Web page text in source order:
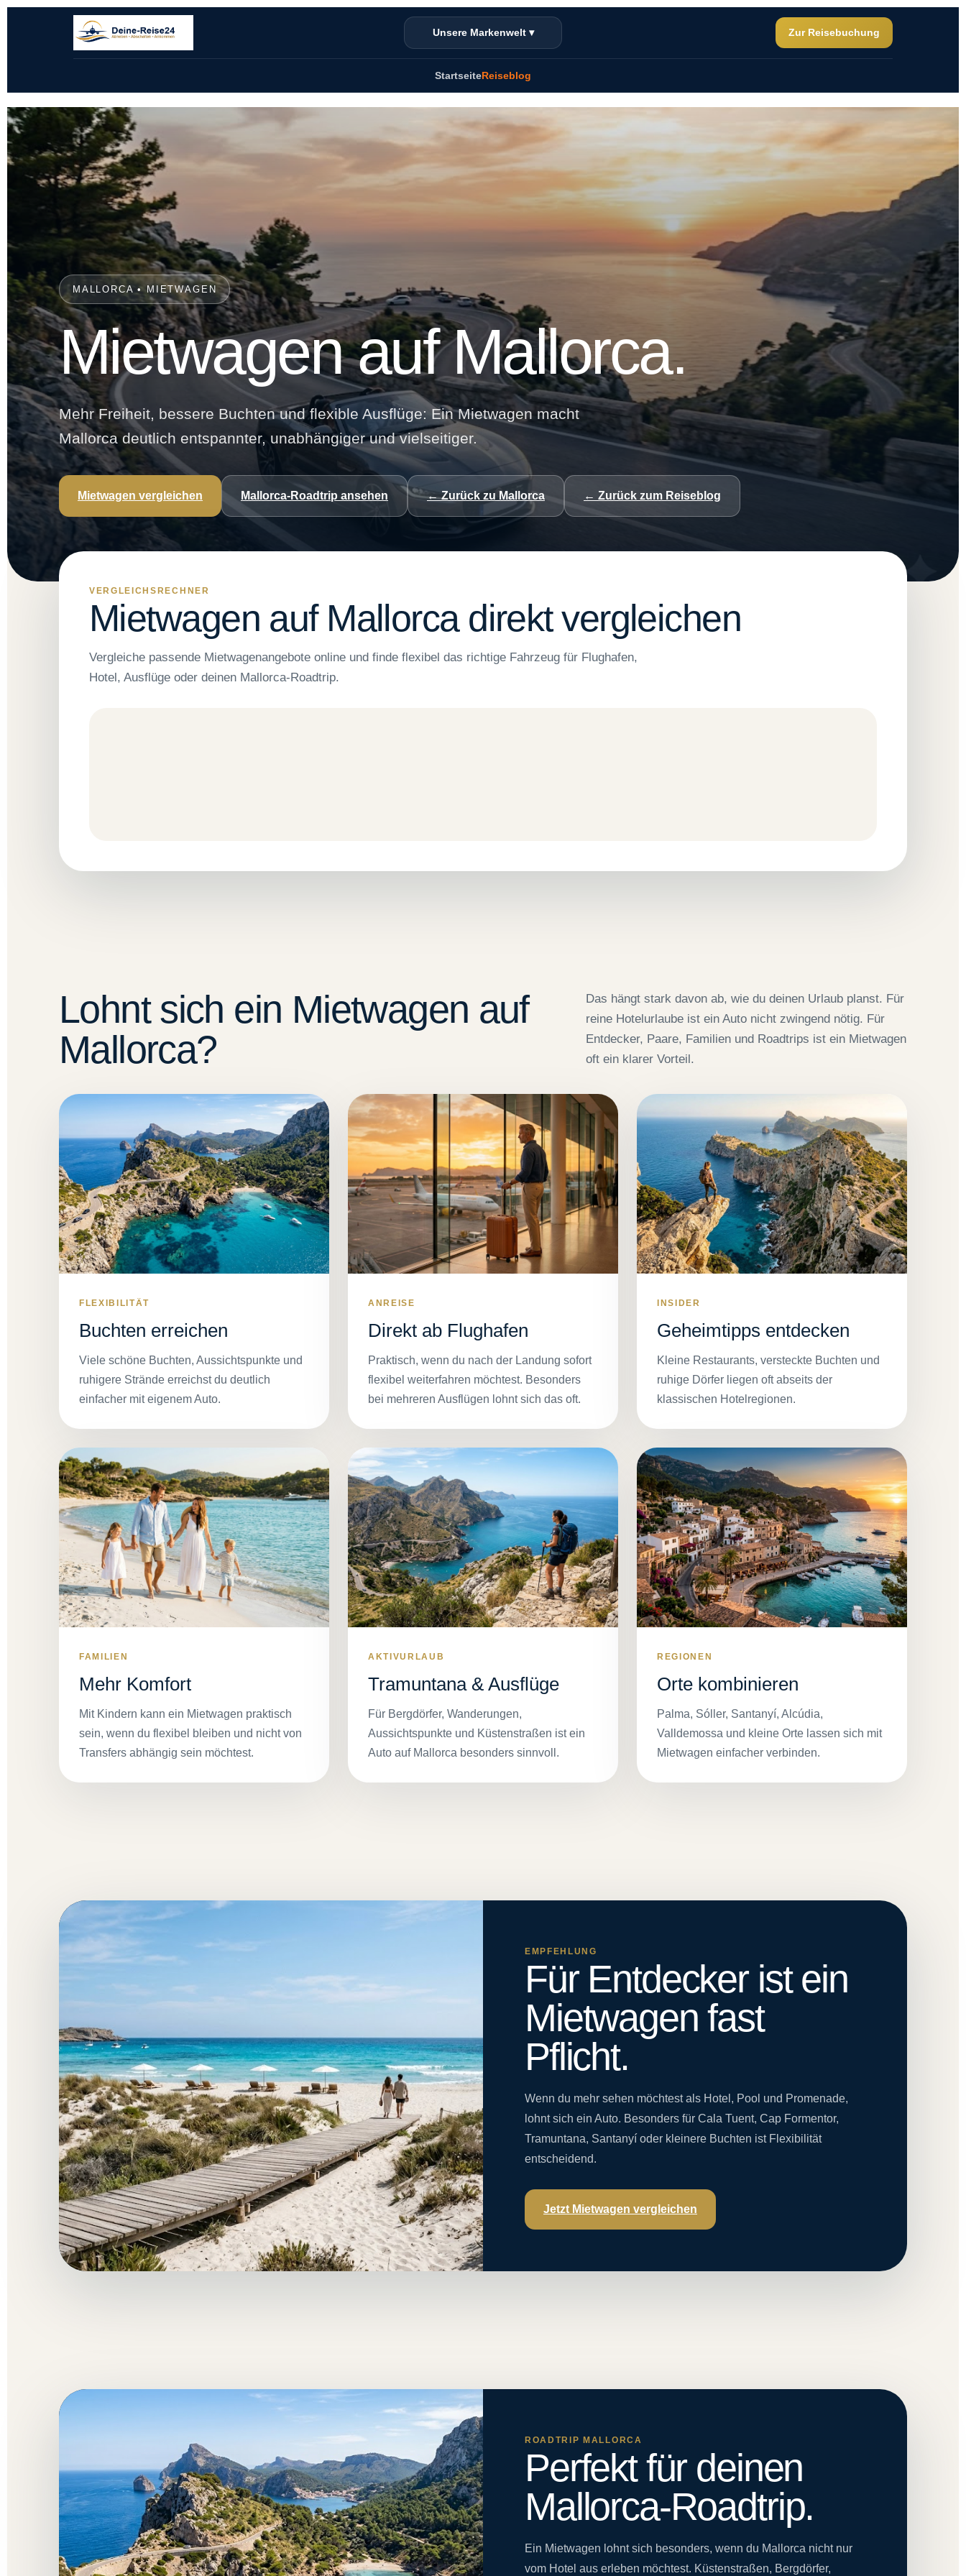
Unsere Markenwelt ▾ Zur Reisebuchung
StartseiteReiseblog
MALLORCA • MIETWAGEN
Mietwagen auf Mallorca.
Mehr Freiheit, bessere Buchten und flexible Ausflüge: Ein Mietwagen macht
Mallorca deutlich entspannter, unabhängiger und vielseitiger.
Mietwagen vergleichen Mallorca-Roadtrip ansehen ← Zurück zu Mallorca ← Zurück zum Reiseblog
VERGLEICHSRECHNER
Mietwagen auf Mallorca direkt vergleichen
Vergleiche passende Mietwagenangebote online und finde flexibel das richtige Fahrzeug für Flughafen,
Hotel, Ausflüge oder deinen Mallorca-Roadtrip.
Lohnt sich ein Mietwagen auf
Mallorca?
Das hängt stark davon ab, wie du deinen Urlaub planst. Für
reine Hotelurlaube ist ein Auto nicht zwingend nötig. Für
Entdecker, Paare, Familien und Roadtrips ist ein Mietwagen
oft ein klarer Vorteil.
FLEXIBILITÄT
Buchten erreichen
Viele schöne Buchten, Aussichtspunkte und
ruhigere Strände erreichst du deutlich
einfacher mit eigenem Auto.
ANREISE
Direkt ab Flughafen
Praktisch, wenn du nach der Landung sofort
flexibel weiterfahren möchtest. Besonders
bei mehreren Ausflügen lohnt sich das oft.
INSIDER
Geheimtipps entdecken
Kleine Restaurants, versteckte Buchten und
ruhige Dörfer liegen oft abseits der
klassischen Hotelregionen.
FAMILIEN
Mehr Komfort
Mit Kindern kann ein Mietwagen praktisch
sein, wenn du flexibel bleiben und nicht von
Transfers abhängig sein möchtest.
AKTIVURLAUB
Tramuntana & Ausflüge
Für Bergdörfer, Wanderungen,
Aussichtspunkte und Küstenstraßen ist ein
Auto auf Mallorca besonders sinnvoll.
REGIONEN
Orte kombinieren
Palma, Sóller, Santanyí, Alcúdia,
Valldemossa und kleine Orte lassen sich mit
Mietwagen einfacher verbinden.
EMPFEHLUNG
Für Entdecker ist ein
Mietwagen fast
Pflicht.
Wenn du mehr sehen möchtest als Hotel, Pool und Promenade,
lohnt sich ein Auto. Besonders für Cala Tuent, Cap Formentor,
Tramuntana, Santanyí oder kleinere Buchten ist Flexibilität
entscheidend.
Jetzt Mietwagen vergleichen
ROADTRIP MALLORCA
Perfekt für deinen
Mallorca-Roadtrip.
Ein Mietwagen lohnt sich besonders, wenn du Mallorca nicht nur
vom Hotel aus erleben möchtest. Küstenstraßen, Bergdörfer,